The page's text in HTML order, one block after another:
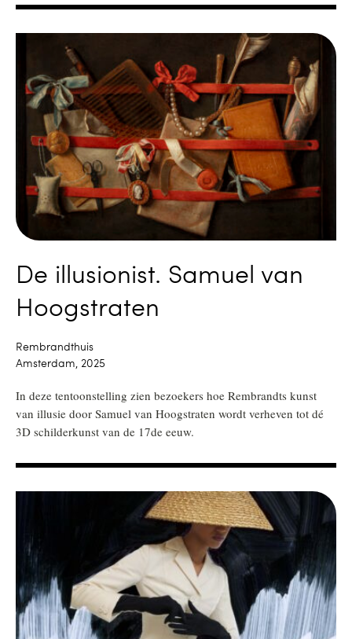
De illusionist. Samuel van
Hoogstraten
Rembrandthuis
Amsterdam, 2025
In deze tentoonstelling zien bezoekers hoe Rembrandts kunst
van illusie door Samuel van Hoogstraten wordt verheven tot dé
3D schilderkunst van de 17de eeuw.